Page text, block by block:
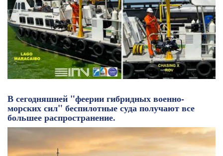
В сегодняшней "феерии гибридных военно-
морских сил" беспилотные суда получают все
большее распространение.